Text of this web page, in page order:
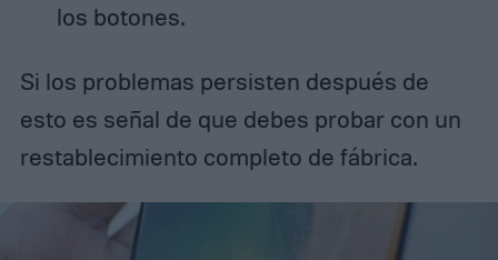
los botones.
Si los problemas persisten después de
esto es señal de que debes probar con un
restablecimiento completo de fábrica.